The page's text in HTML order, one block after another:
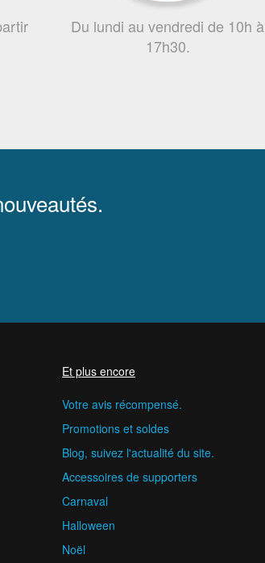
Du lundi au vendredi de 10h à
17h30.
Et plus encore
Votre avis récompensé.
Promotions et soldes
Blog, suivez l'actualité du site.
Accessoires de supporters
Carnaval
Halloween
Noël